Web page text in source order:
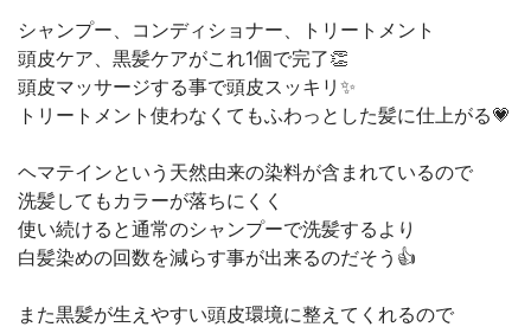
シャンプー、コンディショナー、トリートメント
頭皮ケア、黒髪ケアがこれ1個で完了👏
頭皮マッサージする事で頭皮スッキリ✨
トリートメント使わなくてもふわっとした髪に仕上がる💗
ヘマテインという天然由来の染料が含まれているので
洗髪してもカラーが落ちにくく
使い続けると通常のシャンプーで洗髪するより
白髪染めの回数を減らす事が出来るのだそう👍
また黒髪が生えやすい頭皮環境に整えてくれるので